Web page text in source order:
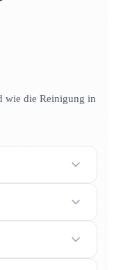
wie die Reinigung in